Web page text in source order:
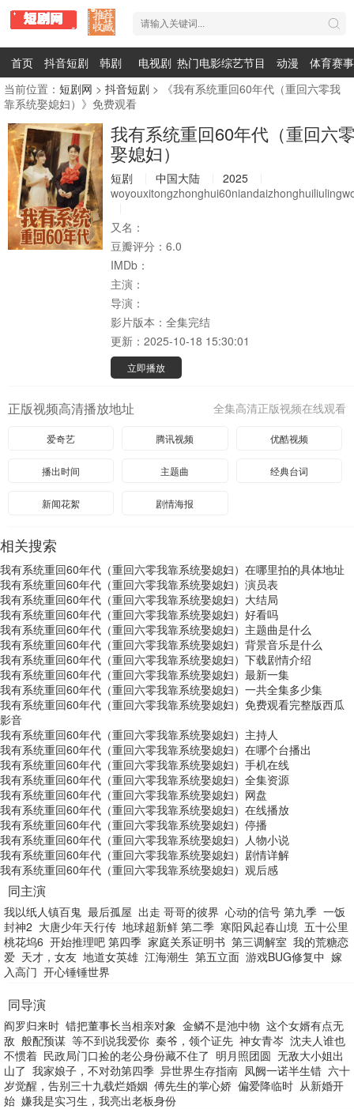
首页 抖音短剧 韩剧 电视剧 热门电影综艺节目 动漫
体育赛事
当前位置： 短剧网 > 抖音短剧 > 《我有系统重回60年代（重回六零我
靠系统娶媳妇）》免费观看
我有系统重回60年代（重回六
娶媳妇）
短剧 中国大陆
2025
又名：
豆瓣评分： 6.0
IMDb：
主演：
导演：
影片版本： 全集完结
更新： 2025-10-18 15:30:01
立即播放
全集高清正版视频在线观看
正版视频高清播放地址
爱奇艺 腾讯视频 优酷视频
播出时间 主题曲 经典台词
新闻花絮 剧情海报
相关搜索
我有系统重回60年代（重回六零我靠系统娶媳妇）在哪里拍的具体地址
我有系统重回60年代（重回六零我靠系统娶媳妇）演员表
我有系统重回60年代（重回六零我靠系统娶媳妇）大结局
我有系统重回60年代（重回六零我靠系统娶媳妇）好看吗
我有系统重回60年代（重回六零我靠系统娶媳妇）主题曲是什么
我有系统重回60年代（重回六零我靠系统娶媳妇）背景音乐是什么
我有系统重回60年代（重回六零我靠系统娶媳妇）下载剧情介绍
我有系统重回60年代（重回六零我靠系统娶媳妇）最新一集
我有系统重回60年代（重回六零我靠系统娶媳妇）一共全集多少集
我有系统重回60年代（重回六零我靠系统娶媳妇）免费观看完整版西瓜
影音
我有系统重回60年代（重回六零我靠系统娶媳妇）主持人
我有系统重回60年代（重回六零我靠系统娶媳妇）在哪个台播出
我有系统重回60年代（重回六零我靠系统娶媳妇）手机在线
我有系统重回60年代（重回六零我靠系统娶媳妇）全集资源
我有系统重回60年代（重回六零我靠系统娶媳妇）网盘
我有系统重回60年代（重回六零我靠系统娶媳妇）在线播放
我有系统重回60年代（重回六零我靠系统娶媳妇）停播
我有系统重回60年代（重回六零我靠系统娶媳妇）人物小说
我有系统重回60年代（重回六零我靠系统娶媳妇）剧情详解
我有系统重回60年代（重回六零我靠系统娶媳妇）观后感
同主演
我以纸人镇百鬼 最后孤屋 出走 哥哥的彼界 心动的信号 第九季 一饭
封神2 大唐少年天行传 地球超新鲜 第二季 寒阳风起春山境 五十公里
桃花坞6 开始推理吧 第四季 家庭关系证明书 第三调解室 我的荒糖恋
爱 天才，女友 地道女英雄 江海潮生 第五立面 游戏BUG修复中 嫁
入高门 开心锤锤世界
同导演
阎罗归来时 错把董事长当相亲对象 金鳞不是池中物 这个女婿有点无
敌 般配预谋 等不到说我爱你 秦爷，领个证先 神女青岑 沈夫人谁也
不惯着 民政局门口捡的老公身份藏不住了 明月照团圆 无敌大小姐出
山了 我家娘子，不对劲第四季 异世界生存指南 凤阙一诺半生错 六十
岁觉醒，告别三十九载烂婚姻 傅先生的掌心娇 偏爱降临时 从新婚开
始 嫌我是实习生，我亮出老板身份